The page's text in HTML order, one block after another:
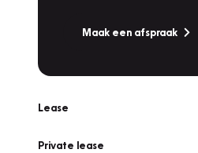
Maak een afspraak
Lease
Private lease